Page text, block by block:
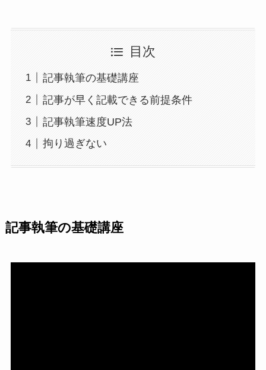
目次
記事執筆の基礎講座
記事が早く記載できる前提条件
記事執筆速度UP法
拘り過ぎない
記事執筆の基礎講座